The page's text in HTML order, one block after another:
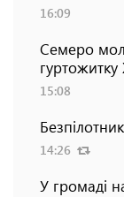
16:09
Семеро
15:08
14:26
У громаді